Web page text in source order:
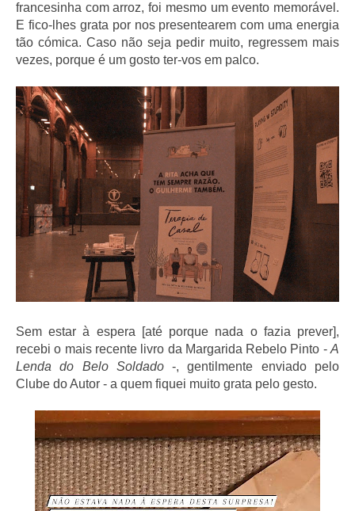
francesinha com arroz, foi mesmo um evento memorável.
E fico-lhes grata por nos presentearem com uma energia
tão cómica. Caso não seja pedir muito, regressem mais
vezes, porque é um gosto ter-vos em palco.
Sem estar à espera [até porque nada o fazia prever],
recebi o mais recente livro da Margarida Rebelo Pinto - A
Lenda do Belo Soldado-, gentilmente enviado pelo
Clube do Autor - a quem fiquei muito grata pelo gesto.